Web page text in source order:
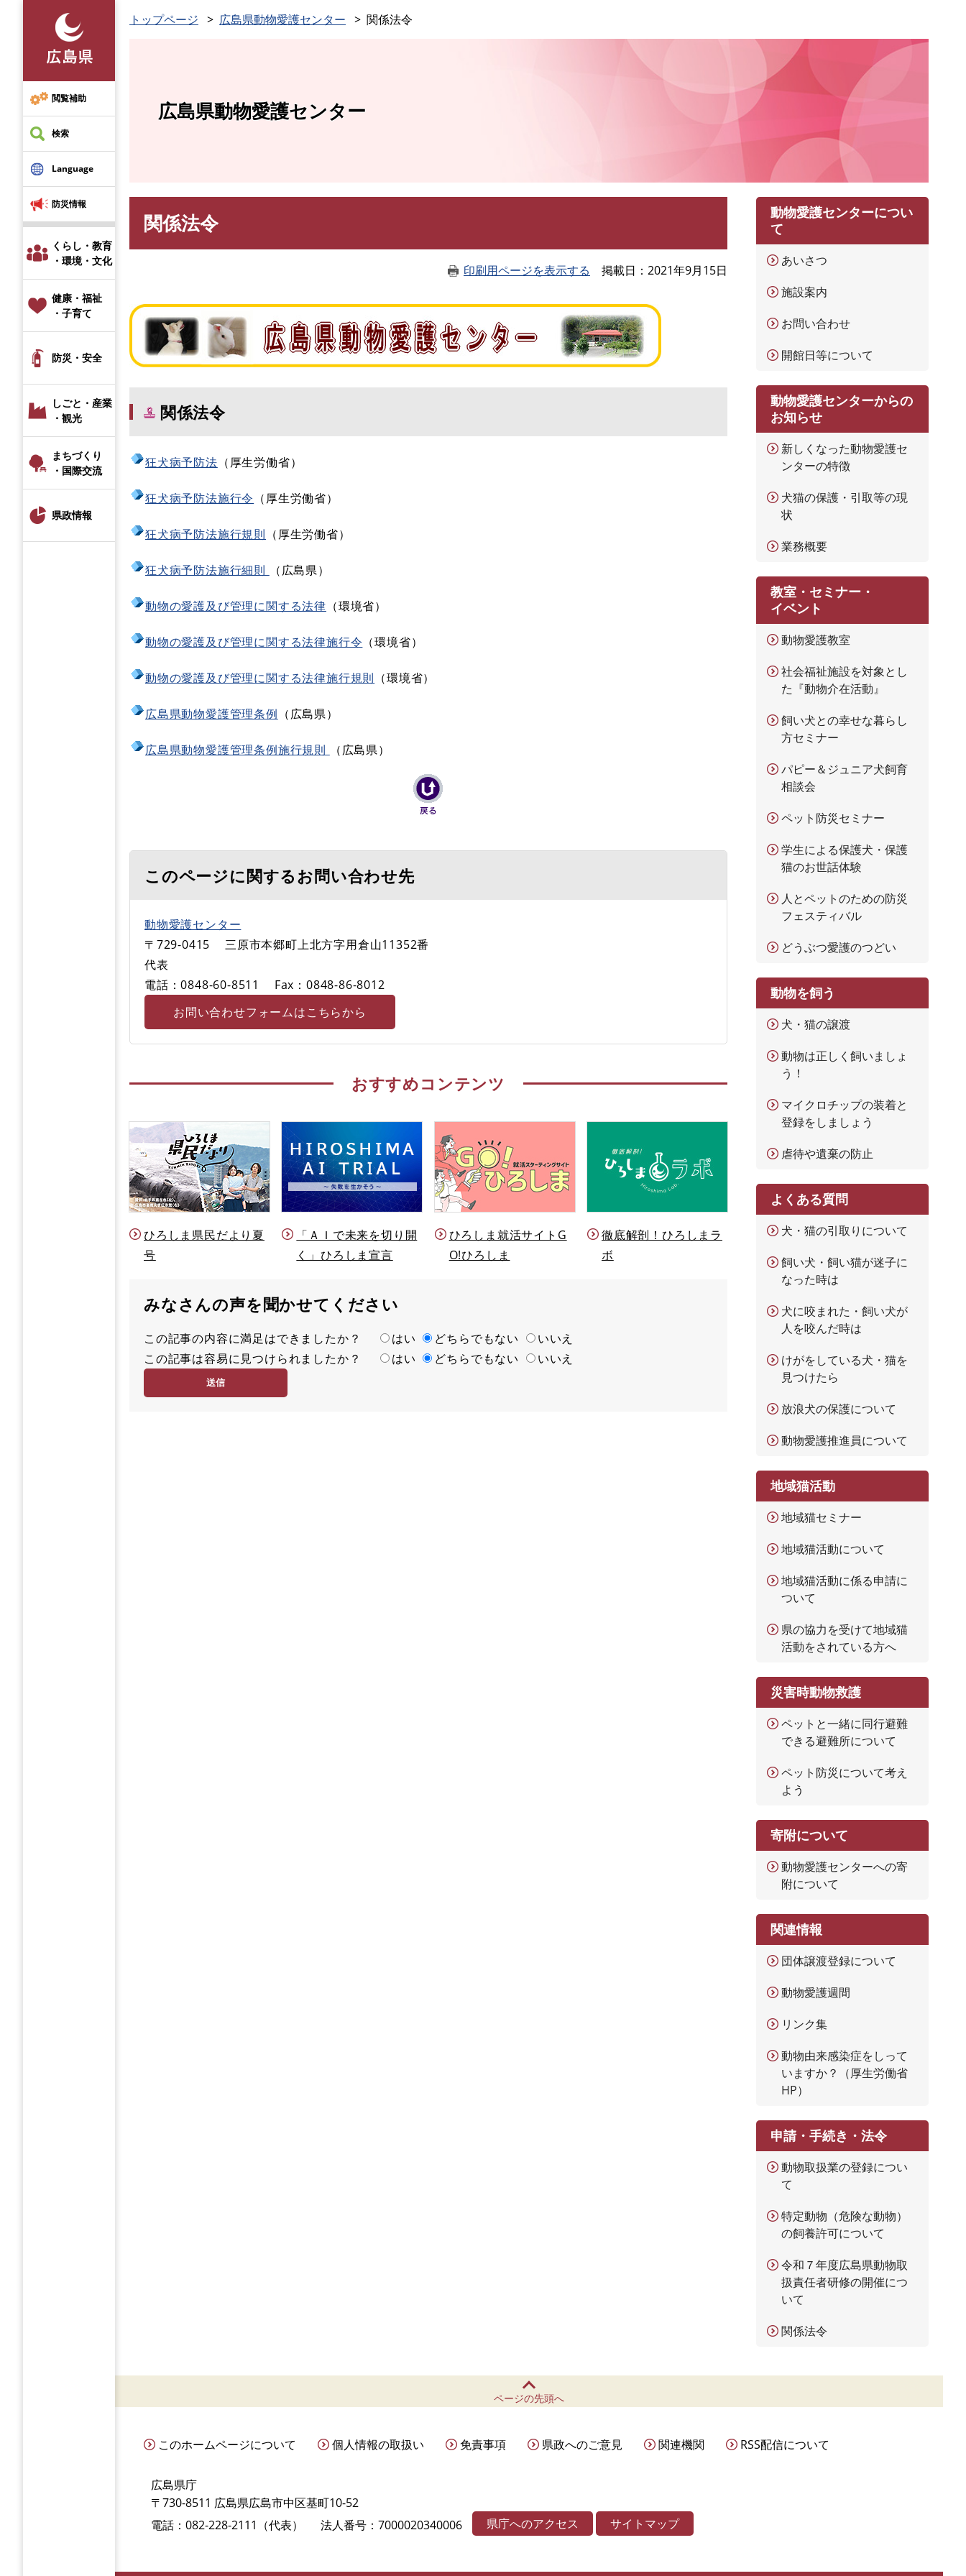
先
頭
で
す
閲覧補助
検索
Language
防災情報
くらし・教育
・環境・文化
健康・福祉
・子育て
防災・安全
しごと・産業
・観光
まちづくり
・国際交流
県政情報
トップページ 広島県動物愛護センター 関係法令
広島県動物愛護センター
関係法令
印刷用ページを表示する 掲載日 2021年9月15日
関係法令
狂犬病予防法 （厚生労働省）
狂犬病予防法施行令 （厚生労働省）
狂犬病予防法施行規則 （厚生労働省）
狂犬病予防法施行細則 （広島県）
動物の愛護及び管理に関する法律 （環境省）
動物の愛護及び管理に関する法律施行令 （環境省）
動物の愛護及び管理に関する法律施行規則 （環境省）
広島県動物愛護管理条例 （広島県）
広島県動物愛護管理条例施行規則 （広島県）
このページに関するお問い合わせ先
動物愛護センター
〒729-0415
三原市本郷町上北方字用倉山11352番
代表
電話：0848-60-8511
Fax：0848-86-8012
お問い合わせフォームはこちらから
おすすめコンテンツ
ひろしま県民だより夏
号
「ＡＩで未来を切り開
く」ひろしま宣言
ひろしま就活サイトG
O!ひろしま
徹底解剖！ひろしまラ
ボ
みなさんの声を聞かせてください
満
足
この記事の内容に満足はできましたか？ はい どちらでもない
いいえ
容
度
この記事は容易に見つけられましたか？ はい どちらでもない いいえ
動物愛護センターについ
て
あいさつ
施設案内
お問い合わせ
開館日等について
動物愛護センターからの
お知らせ
新しくなった動物愛護セ
ンターの特徴
犬猫の保護・引取等の現
状
業務概要
教室・セミナー・
イベント
動物愛護教室
社会福祉施設を対象とし
た『動物介在活動』
飼い犬との幸せな暮らし
方セミナー
パピー＆ジュニア犬飼育
相談会
ペット防災セミナー
学生による保護犬・保護
猫のお世話体験
人とペットのための防災
フェスティバル
どうぶつ愛護のつどい
動物を飼う
犬・猫の譲渡
動物は正しく飼いましょ
う！
マイクロチップの装着と
登録をしましょう
虐待や遺棄の防止
よくある質問
犬・猫の引取りについて
飼い犬・飼い猫が迷子に
なった時は
犬に咬まれた・飼い犬が
人を咬んだ時は
けがをしている犬・猫を
見つけたら
放浪犬の保護について
動物愛護推進員について
地域猫活動
地域猫セミナー
地域猫活動について
地域猫活動に係る申請に
ついて
県の協力を受けて地域猫
活動をされている方へ
災害時動物救護
ペットと一緒に同行避難
できる避難所について
ペット防災について考え
よう
寄附について
動物愛護センターへの寄
附について
関連情報
団体譲渡登録について
動物愛護週間
リンク集
動物由来感染症をしって
いますか？（厚生労働省
HP）
申請・手続き・法令
動物取扱業の登録につい
て
特定動物（危険な動物）
の飼養許可について
令和７年度広島県動物取
扱責任者研修の開催につ
いて
関係法令
ページの先頭へ
このホームページについて 個人情報の取扱い 免責事項 県政へのご意見 関連機関 RSS配信について
広島県庁
〒730-8511 広島県広島市中区基町10-52
電話：082-228-2111（代表）
法人番号：7000020340006 県庁へのアクセス サイトマップ